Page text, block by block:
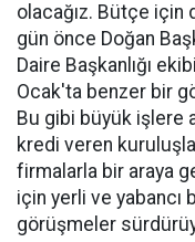
olacağız. Bütçe için
gün önce Doğan
Daire Başkanlığı
Ocak'ta benzer bir
Bu gibi büyük işlere
kredi veren
firmalarla bir araya
için yerli ve
görüşmeler